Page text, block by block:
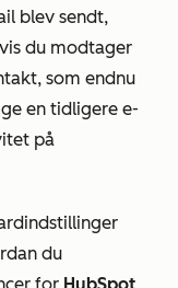
blev sendt,
du modtager
som endnu
en tidligere e-
på
du